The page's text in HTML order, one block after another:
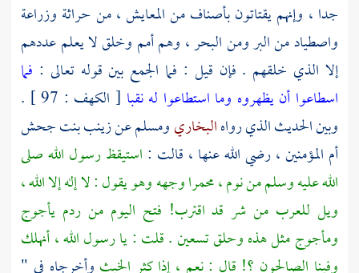
جدا ، وإنهم يقتاتون بأصناف من المعايش ، من حراثة وزراعة
واصطياد من البر ومن البحر ، وهم أمم وخلق لا يعلم عددهم
إلا الذي خلقهم . فإن قيل : فما الجمع بين قوله تعالى : فما
اسطاعوا أن يظهروه وما استطاعوا له نقبا
[ الكهف : 97 ] .
وبين الحديث الذي رواهالبخاريومسلم عنزينب بنت جحش
أم المؤمنين ، رضي الله عنها ، قالت : استيقظ رسول الله صلى
الله عليه وسلم من نوم ، محمرا وجهه وهو يقول : لا إله إلا الله ،
ويل للعرب من شر قد اقترب! فتح اليوم من ردم يأجوج
ومأجوج مثل هذه وحلق تسعين . قلت : يا رسول الله ، أنهلك